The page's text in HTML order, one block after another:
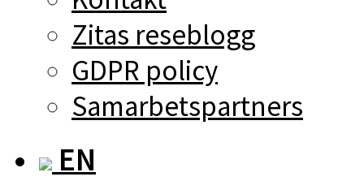
Zitas reseblogg
GDPR policy
Samarbetspartners
EN